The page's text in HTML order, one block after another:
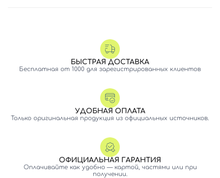
БЫСТРАЯ ДОСТАВКА
Бесплатная от 1000 для зарегистрированных клиентов
УДОБНАЯ ОПЛАТА
Только оригинальная продукция из официальных источников.
ОФИЦИАЛЬНАЯ ГАРАНТИЯ
Оплачивайте как удобно — картой, частями или при
получении.